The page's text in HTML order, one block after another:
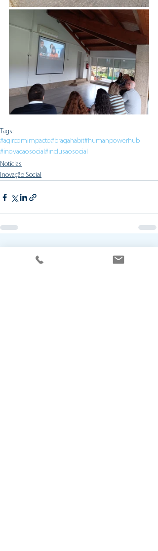
Tags:
#agircomimpacto#bragahabit#humanpowerhub
#inovacaosocial#inclusaosocial
Notícias
Inovação Social
Posts recentes